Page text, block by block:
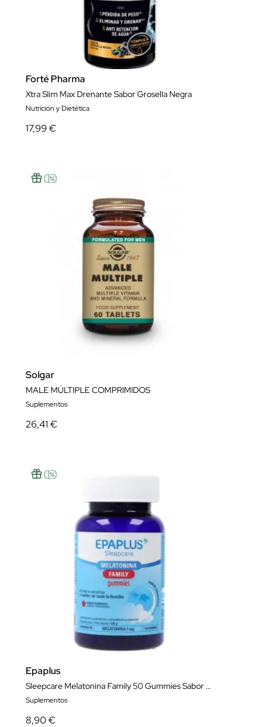
Forté Pharma
Xtra Slim Max Drenante Sabor Grosella Negra
Nutrición y Dietética
17,99 €
Solgar
MALE MÚLTIPLE COMPRIMIDOS
Suplementos
26,41 €
Epaplus
Sleepcare Melatonina Family 50 Gummies Sabor Frambuesa
Suplementos
8,90 €